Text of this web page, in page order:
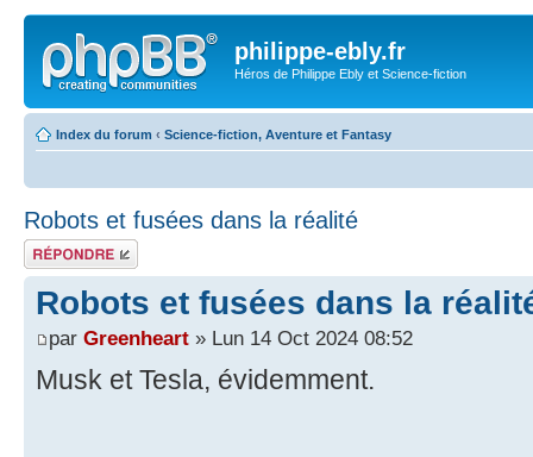
philippe-ebly.fr
Héros de Philippe Ebly et Science-fiction
Index du forum ‹ Science-fiction, Aventure et Fantasy
Robots et fusées dans la réalité
Répondre
Robots et fusées dans la
par Greenheart » Lun 14 Oct 2024 08:52
Musk et Tesla, évidemment.